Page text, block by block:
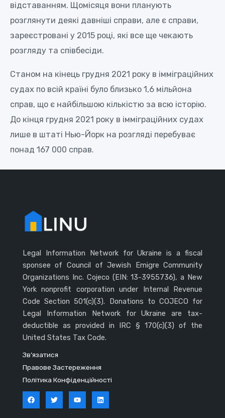
відставанням. Щомісяця вони планують
розглянути деякі давніші справи, але є справи,
зареєстровані у 2015 році, які все ще чекають
розгляду та співбесіди.
Станом на кінець грудня 2021 року в імміграційних
судах по всій країні було близько 1,6 мільйона
справ, що є найбільшою кількістю за всю історію.
До кінця грудня 2021 року в імміграційних судах
лише в штаті Нью-Йорк на розгляді перебуває
понад 167 000 справ.
Legal Information Network for Ukraine is a fiscal
sponsee of Council of Jewish Emigre Community
Organizations Inc. Cojeco (EIN: 13-3955736), a New
York nonprofit corporation under Internal Revenue
Code Section 501(c)(3). Donations to COJECO for
Legal Information Network for Ukraine are tax-
deductible as provided in IRC § 170(c)(3) of the
United States Tax Code.
Зв’язатися
Правове Застереження
Політика Конфіденційності